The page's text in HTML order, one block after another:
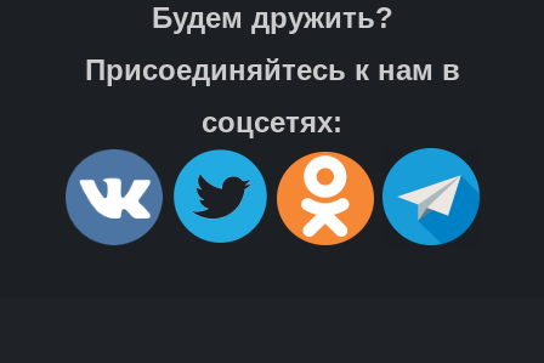
Будем дружить?
Присоединяйтесь к нам в
соцсетях: